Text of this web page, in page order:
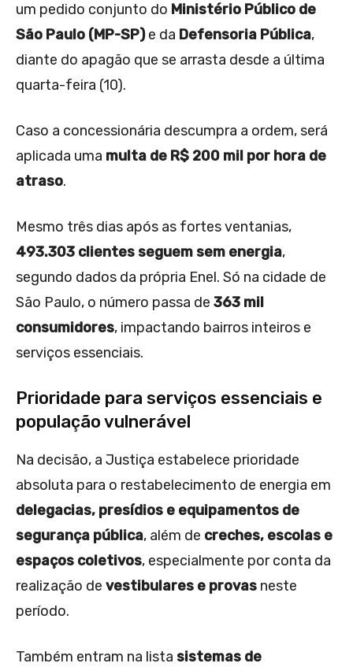
um pedido conjunto do Ministério Público de
São Paulo (MP-SP)e da Defensoria Pública,
diante do apagão que se arrasta desde a última
quarta-feira (10).
Caso a concessionária descumpra a ordem, será
aplicada uma multa de R$ 200 mil por hora de
atraso.
Mesmo três dias após as fortes ventanias,
493.303 clientes seguem sem energia,
segundo dados da própria Enel. Só na cidade de
São Paulo, o número passa de 363 mil
consumidores, impactando bairros inteiros e
serviços essenciais.
Prioridade para serviços essenciais e
população vulnerável
Na decisão, a Justiça estabelece prioridade
absoluta para o restabelecimento de energia em
delegacias, presídios e equipamentos de
segurança pública, além de creches, escolas e
espaços coletivos, especialmente por conta da
realização de vestibulares e provas neste
período.
Também entram na lista sistemas de